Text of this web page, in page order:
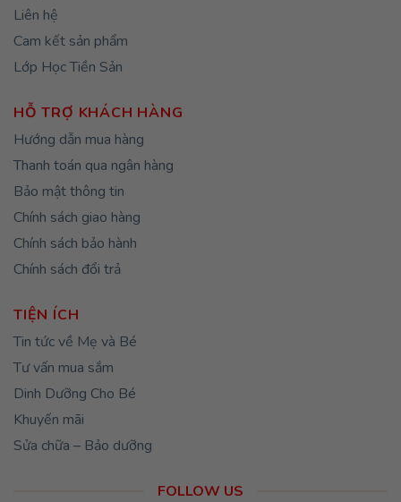
Liên hệ
Cam kết sản phẩm
Lớp Học Tiền Sản
HỖ TRỢ KHÁCH HÀNG
Hướng dẫn mua hàng
Thanh toán qua ngân hàng
Bảo mật thông tin
Chính sách giao hàng
Chính sách bảo hành
Chính sách đổi trả
TIỆN ÍCH
Tin tức về Mẹ và Bé
Tư vấn mua sắm
Dinh Dưỡng Cho Bé
Khuyến mãi
Sửa chữa – Bảo dưỡng
FOLLOW US